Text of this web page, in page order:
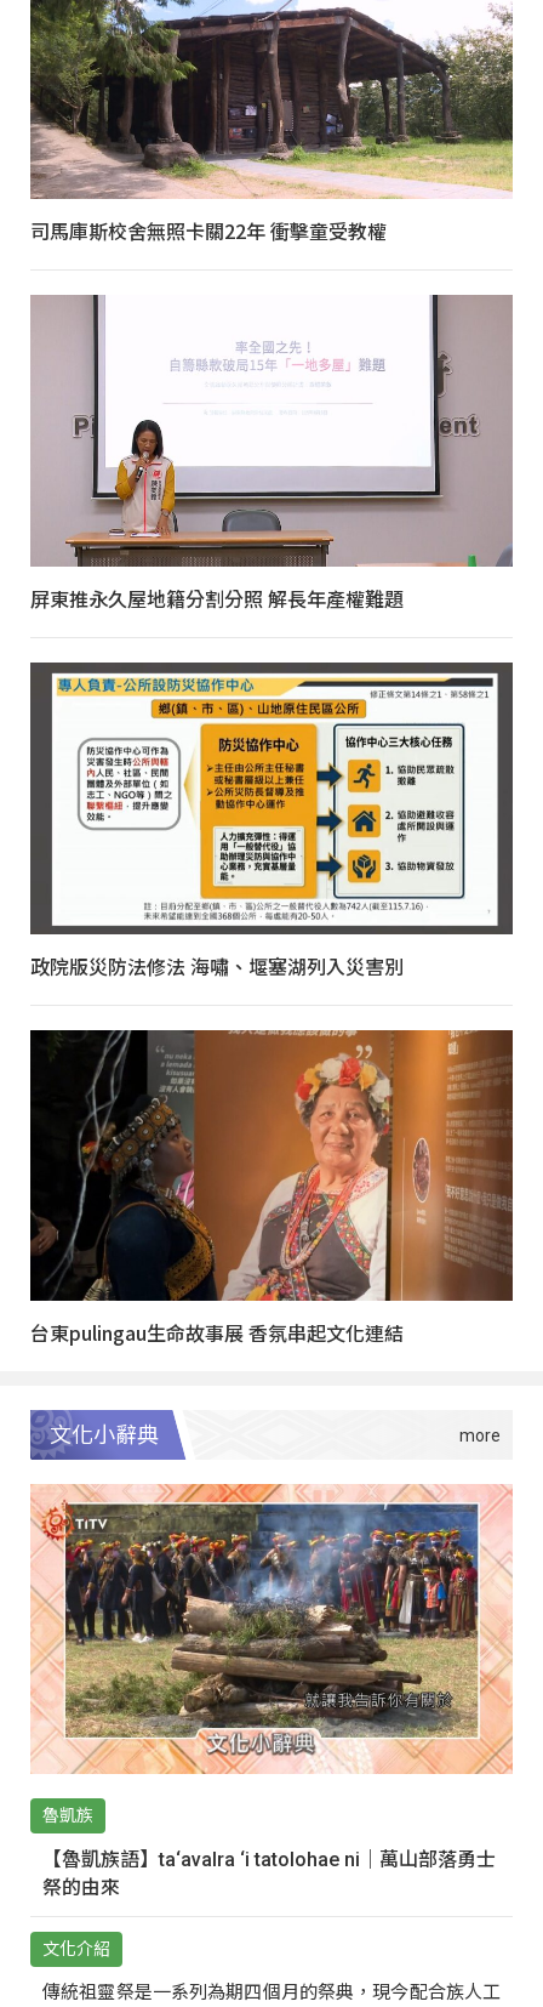
司馬庫斯校舍無照卡關22年 衝擊童受教權
屏東推永久屋地籍分割分照 解長年產權難題
政院版災防法修法 海嘯、堰塞湖列入災害別
台東pulingau生命故事展 香氛串起文化連結
文化小辭典
魯凱族
【魯凱族語】ta‘avalra ‘i tatolohae ni｜萬山部落勇士
祭的由來
文化介紹
傳統祖靈祭是一系列為期四個月的祭典，現今配合族人工